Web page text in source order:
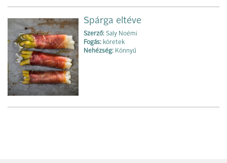
Spárga eltéve
Szerző: Saly Noémi
Fogás: köretek
Nehézség: Könnyű